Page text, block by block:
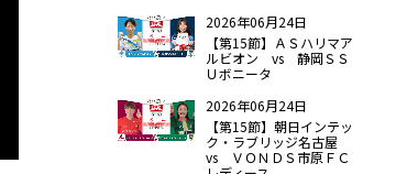
2026年06月24日
【第15節】ＡＳハリマア
ルビオン vs 静岡ＳＳ
Ｕボニータ
2026年06月24日
【第15節】朝日インテッ
ク・ラブリッジ名古屋
vs ＶＯＮＤＳ市原ＦＣ